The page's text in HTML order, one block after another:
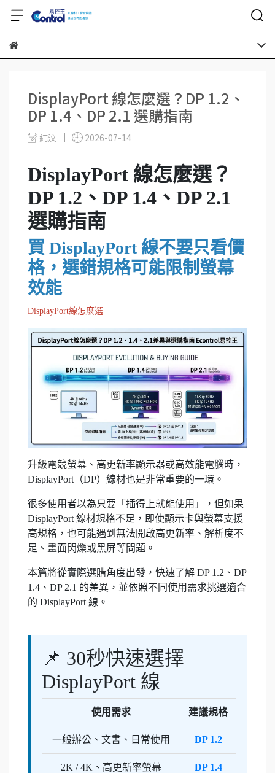
DisplayPort 線怎麼選？DP 1.2、
DP 1.4、DP 2.1 選購指南
純汶 2026-07-14
DisplayPort 線怎麼選？
DP 1.2、DP 1.4、DP 2.1
選購指南
買 DisplayPort 線不要只看價
格，選錯規格可能限制螢幕
效能
DisplayPort線怎麼選
升級電競螢幕、高更新率顯示器或高效能電腦時，
DisplayPort（DP）線材也是非常重要的一環。
很多使用者以為只要「插得上就能使用」，但如果
DisplayPort 線材規格不足，即使顯示卡與螢幕支援
高規格，也可能遇到無法開啟高更新率、解析度不
足、畫面閃爍或黑屏等問題。
本篇將從實際選購角度出發，快速了解 DP 1.2、DP
1.4、DP 2.1 的差異，並依照不同使用需求挑選適合
的 DisplayPort 線。
📌 30秒快速選擇
DisplayPort 線
使用需求 建議規格
一般辦公、文書、日常使用 DP 1.2
2K / 4K、高更新率螢幕 DP 1.4